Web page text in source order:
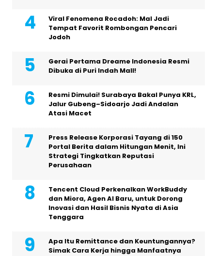
Viral Fenomena Rocadoh: Mal Jadi
Tempat Favorit Rombongan Pencari
Jodoh
Gerai Pertama Dreame Indonesia Resmi
Dibuka di Puri Indah Mall!
Resmi Dimulai! Surabaya Bakal Punya KRL,
Jalur Gubeng–Sidoarjo Jadi Andalan
Atasi Macet
Press Release Korporasi Tayang di 150
Portal Berita dalam Hitungan Menit, Ini
Strategi Tingkatkan Reputasi
Perusahaan
Tencent Cloud Perkenalkan WorkBuddy
dan Miora, Agen AI Baru, untuk Dorong
Inovasi dan Hasil Bisnis Nyata di Asia
Tenggara
Apa Itu Remittance dan Keuntungannya?
Simak Cara Kerja hingga Manfaatnya